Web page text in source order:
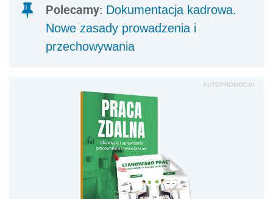
Polecamy: Dokumentacja kadrowa.
Nowe zasady prowadzenia i
przechowywania
AUTOPROMOCJA